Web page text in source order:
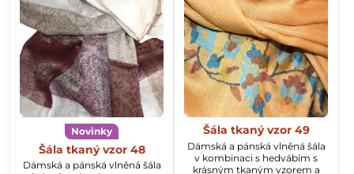
Novinky
Šála tkaný vzor 48
Dámská a pánská vlněná šála
Šála tkaný vzor 49
Dámská a pánská vlněná šála
v kombinaci s hedvábím s
krásným tkaným vzorem a